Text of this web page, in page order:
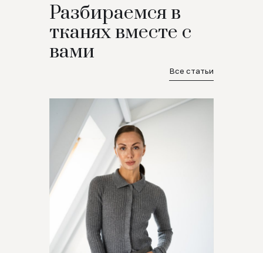
Разбираемся в
тканях вместе с
вами
Все статьи